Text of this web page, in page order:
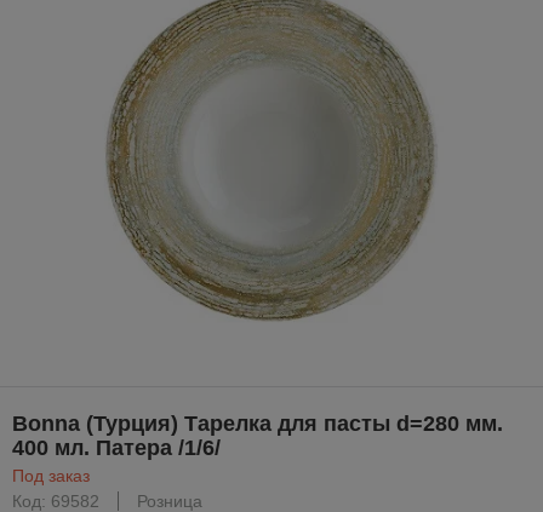
Bonna (Турция) Тарелка для пасты d=280 мм.
400 мл. Патера /1/6/
Под заказ
Код: 69582
Розница